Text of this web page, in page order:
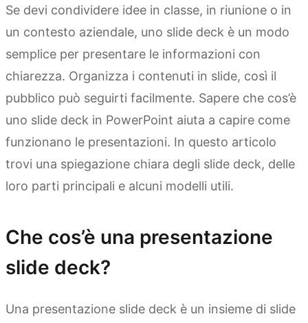
Se devi condividere idee in classe, in riunione o in
un contesto aziendale, uno slide deck è un modo
semplice per presentare le informazioni con
chiarezza. Organizza i contenuti in slide, così il
pubblico può seguirti facilmente. Sapere che cos’è
uno slide deck in PowerPoint aiuta a capire come
funzionano le presentazioni. In questo articolo
trovi una spiegazione chiara degli slide deck, delle
loro parti principali e alcuni modelli utili.
Che cos’è una presentazione
slide deck?
Una presentazione slide deck è un insieme di slide